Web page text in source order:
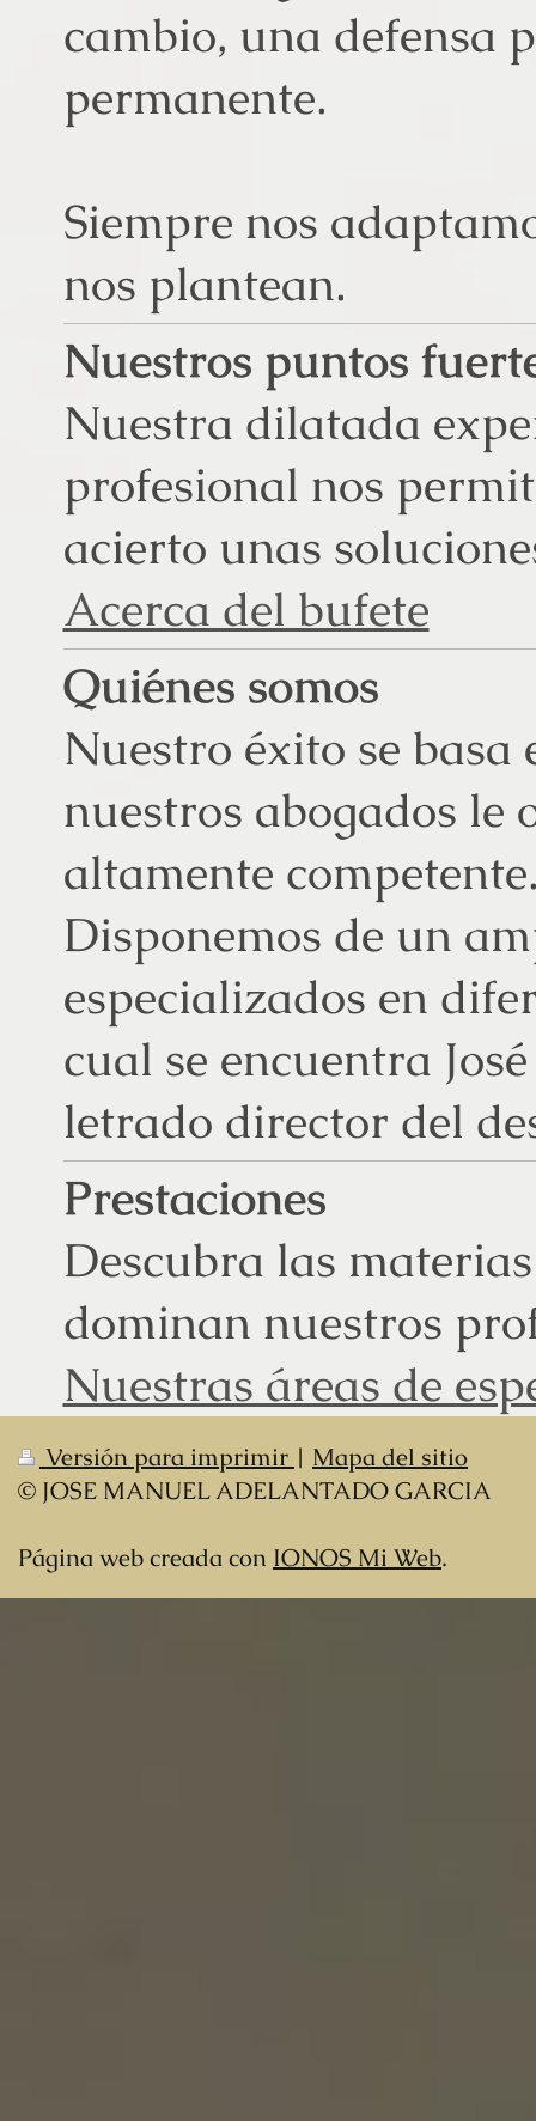
cambio, una defensa
permanente.
Siempre nos
nos plantean.
Nuestros puntos
Nuestra dilatada
profesional nos
acierto unas
Acerca del bufete
Quiénes somos
Nuestro éxito se basa
nuestros abogados le
altamente
Disponemos de un
especializados en
cual se encuentra
letrado director del
Prestaciones
Descubra las
dominan nuestros
Nuestras áreas de
Versión para imprimir | Mapa del sitio
© JOSE MANUEL ADELANTADO GARCIA
Página web creada con IONOS Mi Web.